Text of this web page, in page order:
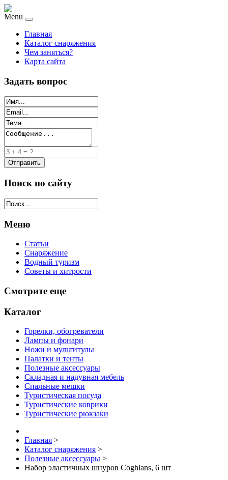
Menu
Главная
Каталог снаряжения
Чем заняться?
Карта сайта
Задать вопрос
Поиск по сайту
Меню
Статьи
Снаряжение
Водный туризм
Советы и хитрости
Смотрите еще
Каталог
Горелки, обогреватели
Лампы и фонари
Ножи и мультитулы
Палатки и тенты
Полезные аксессуары
Складная и надувная мебель
Спальные мешки
Туристическая посуда
Туристические коврики
Туристические рюкзаки
Главная >
Каталог снаряжения >
Полезные аксессуары >
Набор эластичных шнуров Coghlans, 6 шт